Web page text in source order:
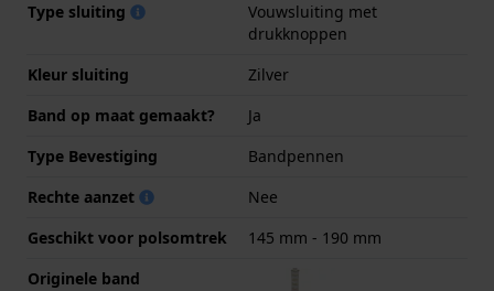
Type sluiting
Vouwsluiting met
drukknoppen
Kleur sluiting
Zilver
Band op maat gemaakt?
Ja
Type Bevestiging
Bandpennen
Rechte aanzet
Nee
Geschikt voor polsomtrek
145 mm - 190 mm
Originele band